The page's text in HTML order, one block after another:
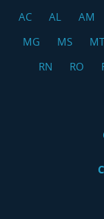
AC AL AM
MG
MS MT
RN
RO